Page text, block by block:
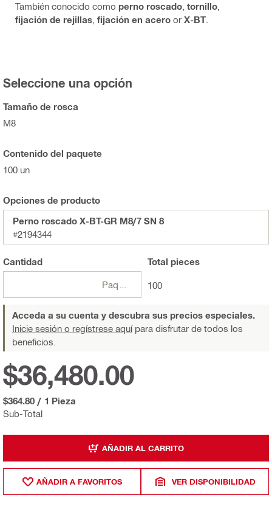
También conocido como perno roscado tornillo
fijación de rejillas fijación en acero or X-BT
Seleccione una opción
Tamaño de rosca
M8
Contenido del paquete
100 un
Opciones de producto
Perno roscado X-BT-GR M8/7 SN 8
#2194344
Cantidad Total pieces
100
Acceda a su cuenta y descubra sus precios especiales.
Inicie sesión o regístrese aquípara disfrutar de todos los
beneficios.
Sub-Total
$36,480.00
$364.80 / 1 Pieza
AÑADIR AL CARRITO
AÑADIR A FAVORITOS VER DISPONIBILIDAD